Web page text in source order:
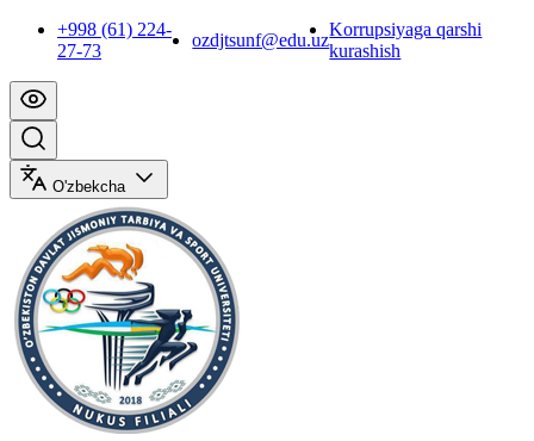
+998 (61) 224-
27-73
ozdjtsunf@edu.uz
Korrupsiyaga qarshi
kurashish
O'zbekcha